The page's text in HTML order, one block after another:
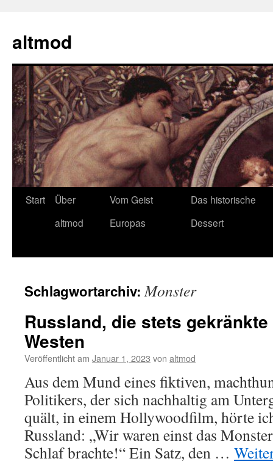
springen
altmod
Start
Über
altmod
Vom Geist
Europas
Das historische
Dessert
Schlagwortarchiv:Monster
Russland, die stets
Westen
Veröffentlicht am Januar 1, 2023 von altmod
Aus dem Mund eines fiktiven,
Politikers, der sich nachhaltig am
quält, in einem Hollywoodfilm, hörte
Russland: „Wir waren einst das
Schlaf brachte!“ Ein Satz, den …